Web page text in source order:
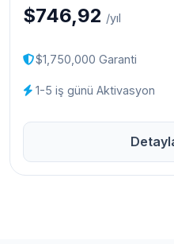
$746,92 /yıl
$1,750,000 Garanti
1-5 iş günü Aktivasyon